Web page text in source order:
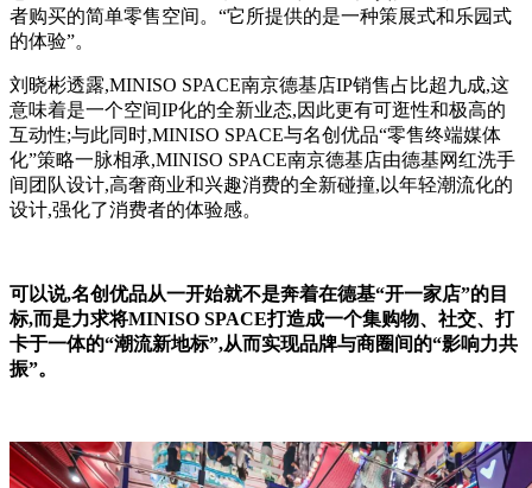
者购买的简单零售空间。“它所提供的是一种策展式和乐园式
的体验”。
刘晓彬透露,MINISO SPACE南京德基店IP销售占比超九成,这
意味着是一个空间IP化的全新业态,因此更有可逛性和极高的
互动性;与此同时,MINISO SPACE与名创优品“零售终端媒体
化”策略一脉相承,MINISO SPACE南京德基店由德基网红洗手
间团队设计,高奢商业和兴趣消费的全新碰撞,以年轻潮流化的
设计,强化了消费者的体验感。
可以说,名创优品从一开始就不是奔着在德基“开一家店”的目
标,而是力求将MINISO SPACE打造成一个集购物、社交、打
卡于一体的“潮流新地标”,从而实现品牌与商圈间的“影响力共
振”。